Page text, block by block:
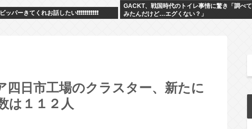
パーきてくれお話したい❗❗❗❗❗❗❗❗❗❗❗
GACKT、戦国時代のトイレ事情に驚き「調べて
みたんだけど…エグくない？」
四日市工場のクラスター、新たに
は１１２人